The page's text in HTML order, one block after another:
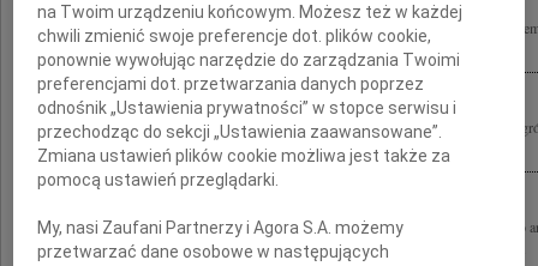
Składamy wyrazy szczerego współczucia Pani Krystynie Zachwatowicz i
śmierci Andrzeja Wajdy Monika i Tadeusz Strugałowie
Z wielkim żalem żegnamy Andrzeja Wajdę Wielkiego Artystę Współfundatora
przyznawanych przez Polski Komitet Narodowy ICOMOS za najlepsze prace...
Z ogromnym żalem i poczuciem wielkiej straty żegnam Andrzeja Wajdę wybitnego
naszego przyjaciela. Rodzinie i Bliskim składam wyrazy głębokiego współczucia...
na Twoim urządzeniu końcowym. Możesz też w każdej
chwili zmienić swoje preferencje dot. plików cookie,
ponownie wywołując narzędzie do zarządzania Twoimi
preferencjami dot. przetwarzania danych poprzez
odnośnik „Ustawienia prywatności” w stopce serwisu i
przechodząc do sekcji „Ustawienia zaawansowane”.
Zmiana ustawień plików cookie możliwa jest także za
pomocą ustawień przeglądarki.
My, nasi Zaufani Partnerzy i Agora S.A. możemy
przetwarzać dane osobowe w następujących